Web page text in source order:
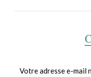
Votre adresse e-mail